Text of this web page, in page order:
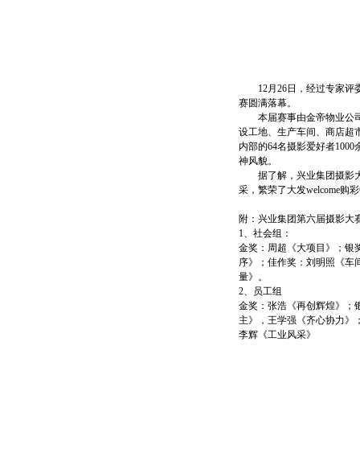
12月26日，经过专家评委
赛圆满落幕。
本届赛事由金帝物业公司
设工地、生产车间、商店超
内部的64名摄影爱好者
神风貌。
据了解，兴业集团摄影大
采，繁荣了大发welcome购
附：兴业集团第六届摄影大
1、社会组：
金奖：周超《大项目》；银
序》；佳作奖：刘明照《车
量》。
2、员工组
金奖：张浩《再创辉煌》；
主》，王学强《齐心协力》
李辉《工业风采》